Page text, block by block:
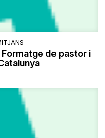
de pastor i